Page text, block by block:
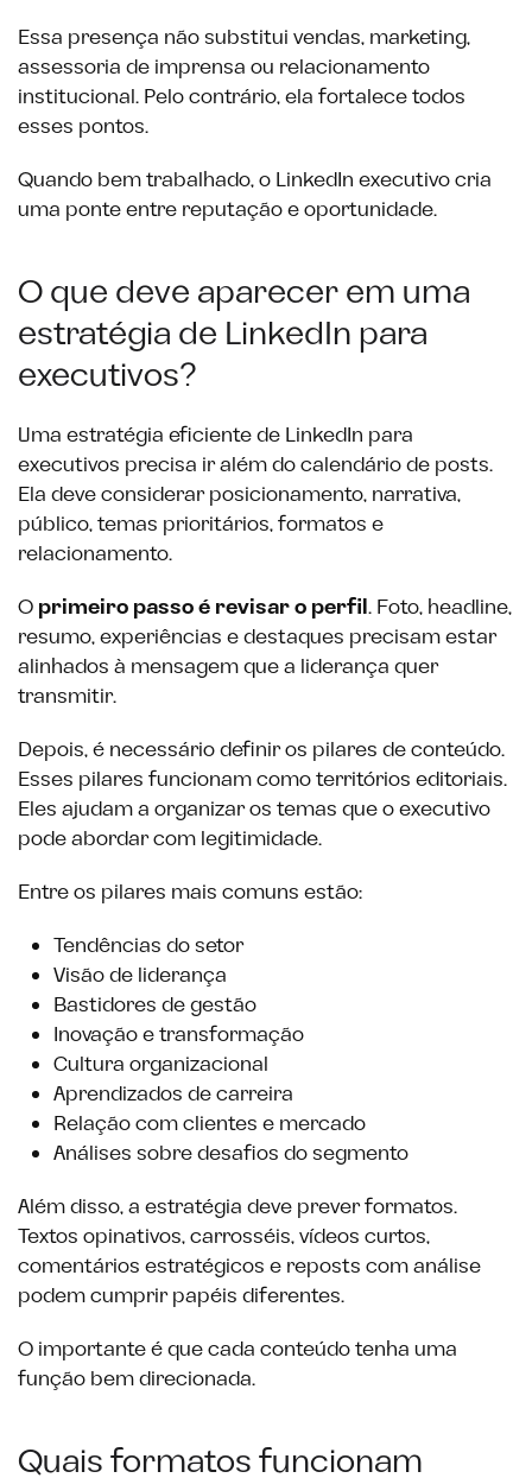
Essa presença não substitui vendas, marketing,
assessoria de imprensa ou relacionamento
institucional. Pelo contrário, ela fortalece todos
esses pontos.
Quando bem trabalhado, o LinkedIn executivo cria
uma ponte entre reputação e oportunidade.
O que deve aparecer em uma
estratégia de LinkedIn para
executivos?
Uma estratégia eficiente de LinkedIn para
executivos precisa ir além do calendário de posts.
Ela deve considerar posicionamento, narrativa,
público, temas prioritários, formatos e
relacionamento.
O primeiro passo é revisar o perfil. Foto, headline,
resumo, experiências e destaques precisam estar
alinhados à mensagem que a liderança quer
transmitir.
Depois, é necessário definir os pilares de conteúdo.
Esses pilares funcionam como territórios editoriais.
Eles ajudam a organizar os temas que o executivo
pode abordar com legitimidade.
Entre os pilares mais comuns estão:
Tendências do setor
Visão de liderança
Bastidores de gestão
Inovação e transformação
Cultura organizacional
Aprendizados de carreira
Relação com clientes e mercado
Análises sobre desafios do segmento
Além disso, a estratégia deve prever formatos.
Textos opinativos, carrosséis, vídeos curtos,
comentários estratégicos e reposts com análise
podem cumprir papéis diferentes.
O importante é que cada conteúdo tenha uma
função bem direcionada.
Quais formatos funcionam